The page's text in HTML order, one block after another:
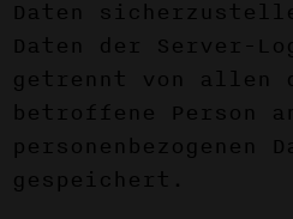
Daten
Daten der Server-
getrennt von allen
betroffene Person
personenbezogenen
gespeichert.